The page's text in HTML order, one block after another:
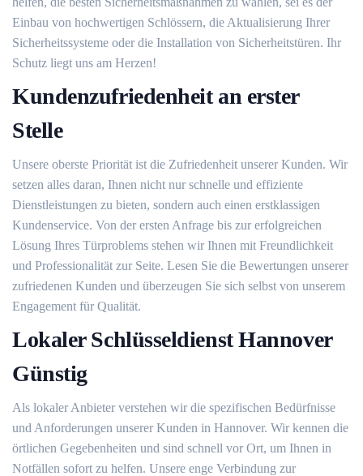
Einbau von hochwertigen Schlössern, die Aktualisierung Ihrer
Sicherheitssysteme oder die Installation von Sicherheitstüren. Ihr
Schutz liegt uns am Herzen!
Kundenzufriedenheit an erster
Stelle
Unsere oberste Priorität ist die Zufriedenheit unserer Kunden. Wir
setzen alles daran, Ihnen nicht nur schnelle und effiziente
Dienstleistungen zu bieten, sondern auch einen erstklassigen
Kundenservice. Von der ersten Anfrage bis zur erfolgreichen
Lösung Ihres Türproblems stehen wir Ihnen mit Freundlichkeit
und Professionalität zur Seite. Lesen Sie die Bewertungen unserer
zufriedenen Kunden und überzeugen Sie sich selbst von unserem
Engagement für Qualität.
Lokaler Schlüsseldienst Hannover
Günstig
Als lokaler Anbieter verstehen wir die spezifischen Bedürfnisse
und Anforderungen unserer Kunden in Hannover. Wir kennen die
örtlichen Gegebenheiten und sind schnell vor Ort, um Ihnen in
Notfällen sofort zu helfen. Unsere enge Verbindung zur